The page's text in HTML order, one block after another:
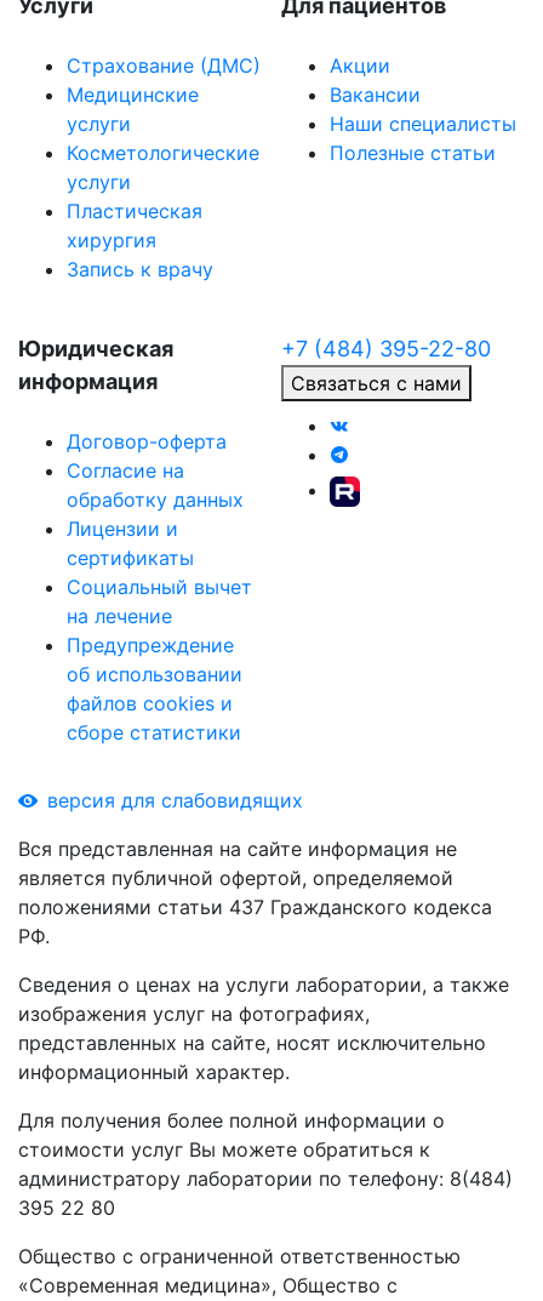
Услуги
Страхование (ДМС)
Медицинские
услуги
Косметологические
услуги
Пластическая
хирургия
Запись к врачу
Для пациентов
Акции
Вакансии
Наши специалисты
Полезные статьи
Юридическая
информация
Договор-оферта
Согласие на
обработку данных
Лицензии и
сертификаты
Социальный вычет
на лечение
Предупреждение
об использовании
файлов cookies и
сборе статистики
+7 (484) 395-22-80
Связаться с нами
версия для слабовидящих
Вся представленная на сайте информация не
является публичной офертой, определяемой
положениями статьи 437 Гражданского кодекса
РФ.
Сведения о ценах на услуги лаборатории, а также
изображения услуг на фотографиях,
представленных на сайте, носят исключительно
информационный характер.
Для получения более полной информации о
стоимости услуг Вы можете обратиться к
администратору лаборатории по телефону: 8(484)
395 22 80
Общество с ограниченной ответственностью
«Современная медицина», Общество с